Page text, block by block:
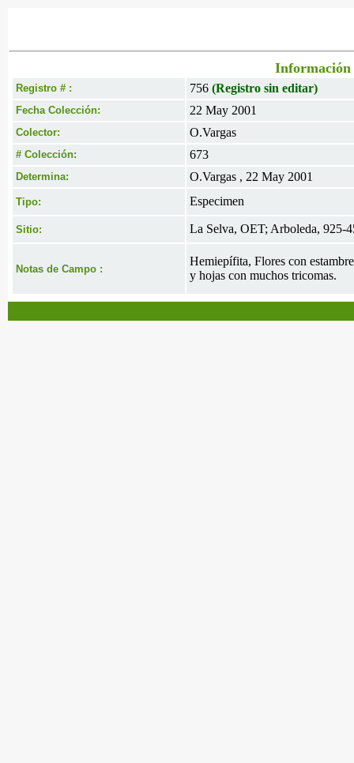
Información
Registro # : 756 (Registro sin editar)
Fecha Colección: 22 May 2001
Colector: O.Vargas
# Colección: 673
Determina: O.Vargas , 22 May 2001
Tipo: Especimen
Sitio: La Selva, OET; Arboleda, 925-
Notas de Campo :
Hemiepífita, Flores con
y hojas con muchos tricomas.